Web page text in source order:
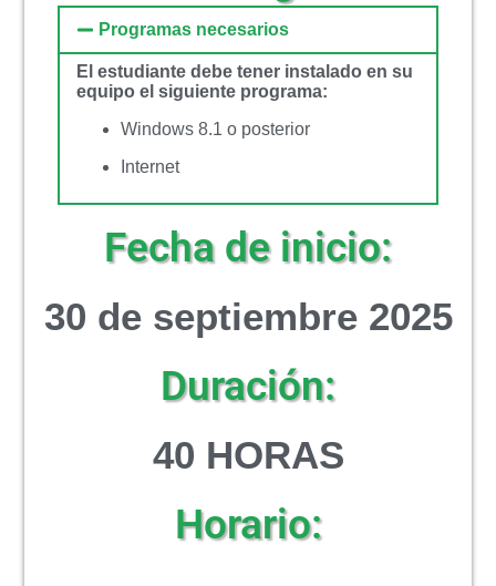
Programas necesarios
El estudiante debe tener instalado en su
equipo el siguiente programa:
Windows 8.1 o posterior
Internet
Fecha de inicio:
30 de septiembre 2025
Duración:
40 HORAS
Horario: